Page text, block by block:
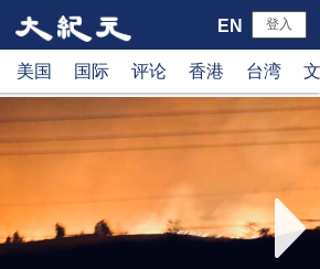
登入
EN
美国 国际 评论 香港 台湾